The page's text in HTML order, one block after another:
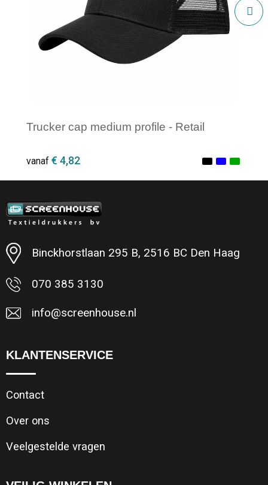
Trucker cap medium profile - Retail
vanaf € 4,82
Minimale afname: 1
Binckhorstlaan 295 B, 2516 BC Den Haag
070 385 3130
info@screenhouse.nl
KLANTENSERVICE
Contact
Over ons
Veelgestelde vragen